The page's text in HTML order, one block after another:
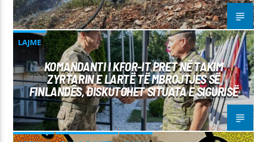
LAJME
KOMANDANTI I KFOR-IT PRET NË TAKIM
ZYRTARIN E LARTË TË MBROJTJES SË
FINLANDËS, DISKUTOHET SITUATA E SIGURISË